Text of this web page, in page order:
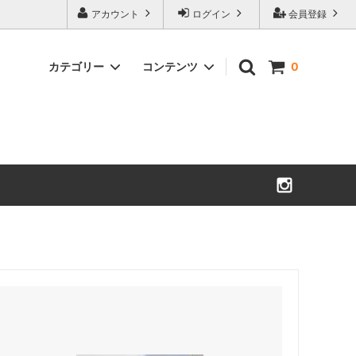
会員登録
ログイン
アカウント
0
カテゴリー コンテンツ